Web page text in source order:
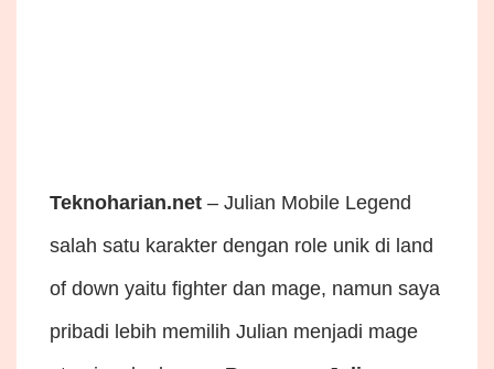
Teknoharian.net – Julian Mobile Legend
salah satu karakter dengan role unik di land
of down yaitu fighter dan mage, namun saya
pribadi lebih memilih Julian menjadi mage